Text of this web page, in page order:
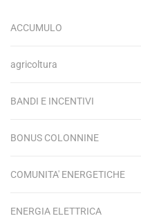
ACCUMULO
agricoltura
BANDI E INCENTIVI
BONUS COLONNINE
COMUNITA' ENERGETICHE
ENERGIA ELETTRICA